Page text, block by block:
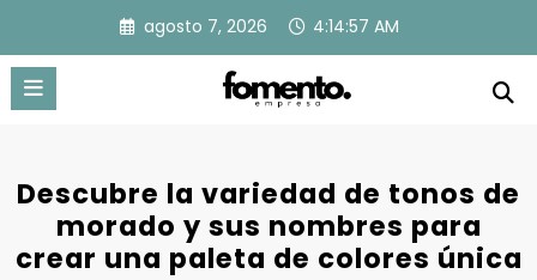
contenido
agosto 7, 2026 4:14:58 AM
Descubre la variedad de tonos de
morado y sus nombres para
crear una paleta de colores única